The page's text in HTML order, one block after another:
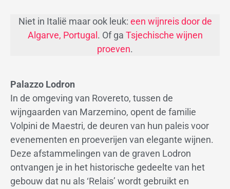
Niet in Italië maar ook leuk: een wijnreis door de
Algarve, Portugal . Of ga Tsjechische wijnen
proeven.
Palazzo Lodron
In de omgeving van Rovereto, tussen de
wijngaarden van Marzemino, opent de familie
Volpini de Maestri, de deuren van hun paleis voor
evenementen en proeverijen van elegante wijnen.
Deze afstammelingen van de graven Lodron
ontvangen je in het historische gedeelte van het
gebouw dat nu als ‘Relais’ wordt gebruikt en